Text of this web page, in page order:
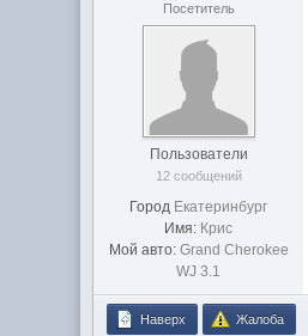
Посетитель
Пользователи
12 сообщений
Город Екатеринбург
Имя: Крис
Мой авто: Grand Cherokee
WJ 3.1
Наверх Жалоба